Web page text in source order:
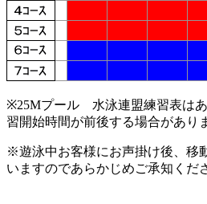
※25Mプール 水泳連盟練習表は
習開始時間が前後する場合があり
※遊泳中お客様にお声掛け後、移
いますのであらかじめご承知くだ